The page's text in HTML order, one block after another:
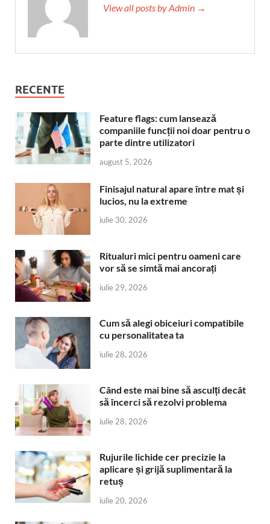
View all posts by Admin →
RECENTE
Feature flags: cum lansează
companiile funcții noi doar pentru o
parte dintre utilizatori
august 5, 2026
Finisajul natural apare între mat și
lucios, nu la extreme
iulie 30, 2026
Ritualuri mici pentru oameni care
vor să se simtă mai ancorați
iulie 29, 2026
Cum să alegi obiceiuri compatibile
cu personalitatea ta
iulie 28, 2026
Când este mai bine să asculți decât
să încerci să rezolvi problema
iulie 28, 2026
Rujurile lichide cer precizie la
aplicare și grijă suplimentară la
retuș
iulie 20, 2026